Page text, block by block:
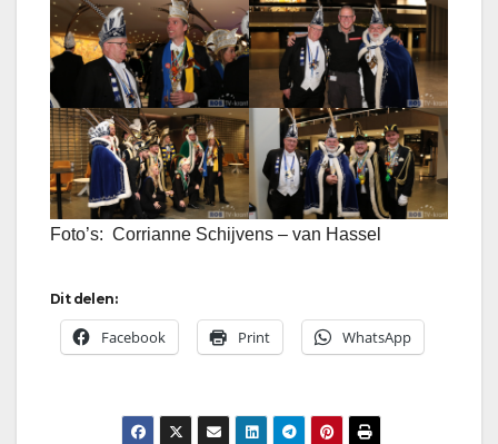
Foto’s: Corrianne Schijvens – van Hassel
Dit delen:
Facebook Print WhatsApp